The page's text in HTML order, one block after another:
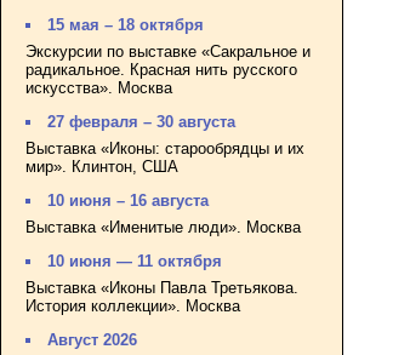
15 мая – 18 октября
Экскурсии по выставке «Сакральное и
радикальное. Красная нить русского
искусства». Москва
27 февраля – 30 августа
Выставка «Иконы: старообрядцы и их
мир». Клинтон, США
10 июня – 16 августа
Выставка «Именитые люди». Москва
10 июня — 11 октября
Выставка «Иконы Павла Третьякова.
История коллекции». Москва
Август 2026